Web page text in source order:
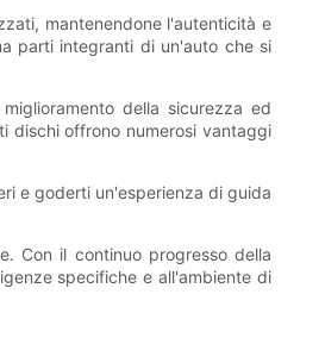
mantenendone l'autenticità e
parti integranti di un'auto che si
della sicurezza ed
dischi offrono numerosi vantaggi
e goderti un'esperienza di guida
Con il continuo progresso della
specifiche e all'ambiente di